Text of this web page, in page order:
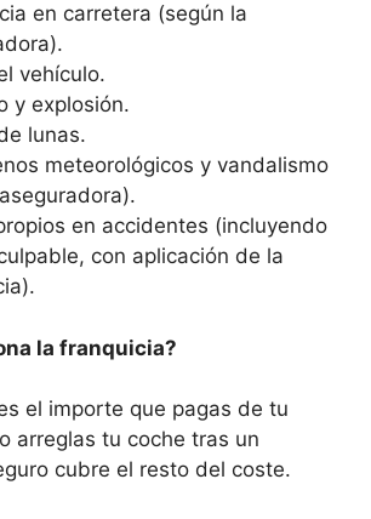
en carretera (según la
vehículo.
y explosión.
lunas.
meteorológicos y vandalismo
en accidentes (incluyendo
con aplicación de la
la franquicia?
el importe que pagas de tu
arreglas tu coche tras un
cubre el resto del coste.